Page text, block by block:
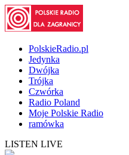
PolskieRadio.pl
Jedynka
Dwójka
Trójka
Czwórka
Radio Poland
Moje Polskie Radio
ramówka
LISTEN LIVE